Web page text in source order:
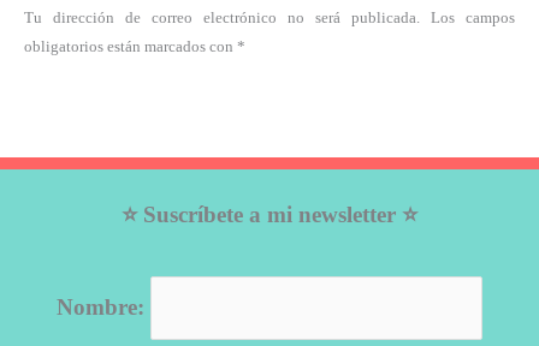
Tu dirección de correo electrónico no será publicada. Los campos
obligatorios están marcados con *
⭐ Suscríbete a mi newsletter ⭐
Nombre: